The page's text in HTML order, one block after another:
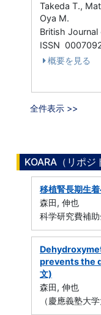
Takeda T.,
Oya M.
British
ISSN
概要を見る
全件表示 >>
KOARA（リポ
移植腎長期生
森田, 伸也
科学研究費補
prevents the
文)
森田, 伸也
（慶應義塾大